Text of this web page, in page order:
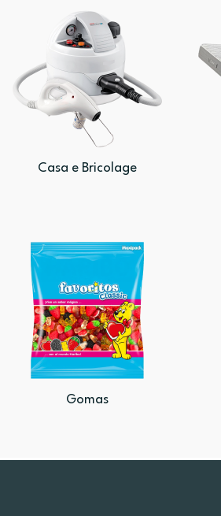
Casa e Bricolage
Gomas